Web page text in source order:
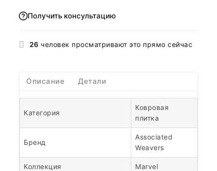
Получить консультацию
26 человек просматривают это прямо сейчас
Описание Детали
Категория
Ковровая
плитка
Бренд
Associated
Weavers
Коллекция Marvel